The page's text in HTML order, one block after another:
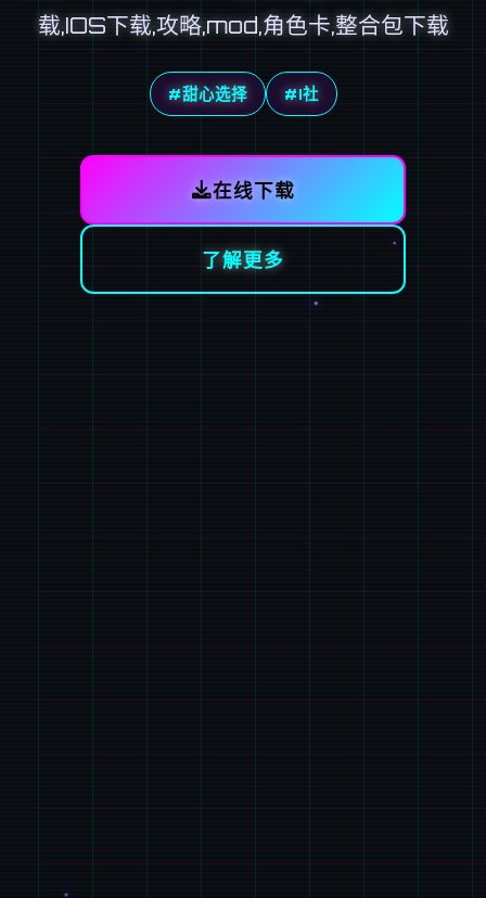
载,IOS下载,攻略,mod,角色卡,整合包下载
#甜心选择 #I社
在线下载
了解更多